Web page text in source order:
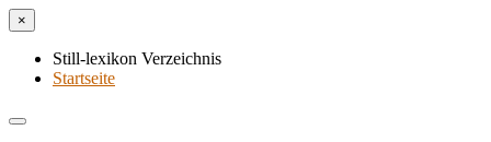
×
Still-lexikon Verzeichnis
Startseite